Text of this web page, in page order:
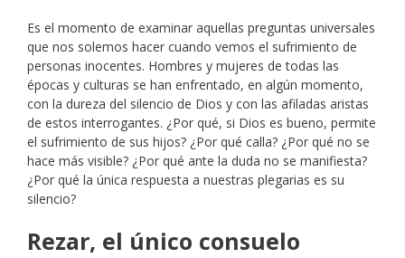
Es el momento de examinar aquellas preguntas universales
que nos solemos hacer cuando vemos el sufrimiento de
personas inocentes. Hombres y mujeres de todas las
épocas y culturas se han enfrentado, en algún momento,
con la dureza del silencio de Dios y con las afiladas aristas
de estos interrogantes. ¿Por qué, si Dios es bueno, permite
el sufrimiento de sus hijos? ¿Por qué calla? ¿Por qué no se
hace más visible? ¿Por qué ante la duda no se manifiesta?
¿Por qué la única respuesta a nuestras plegarias es su
silencio?
Rezar, el único consuelo